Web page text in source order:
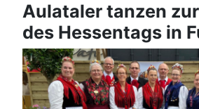
Aulataler tanzen
des Hessentags in